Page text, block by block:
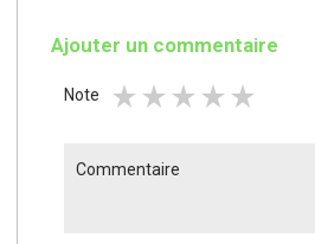
Ajouter un commentaire
Note star_rate
star_rate star_rate star_rate star_rate star_rate
Commentaire